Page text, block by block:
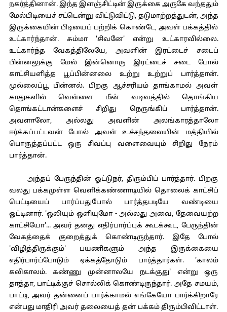
நகர்த்தினான். இந்த இளஞ்சிட்டின் இருக்கை அருகே வந்ததும்
மேல்பிடியைச் சட்டென்று விட்டுவிட்டு, தடுமாற்றத்துடன், அந்த
இருக்கையின் பிடியைப் பற்றிக் கொண்டே, அவள் பக்கத்தில்
உட்கார்ந்தான். சும்மா 'சிவனே' என்று உட்காரவில்லை.
உட்கார்ந்த வேகத்திலேயே, அவளின் இரட்டைச் சடைப்
பின்னலுக்கு மேல் இன்னொரு இரட்டைச் சடை போல்
காட்சியளித்த பூப்பின்னலை உற்று உற்றுப் பார்த்தான்.
முல்லைப்பூ பின்னல். பிறகு ஆச்சரியம் தாங்காமல் அவள்
காதுகளில் வெள்ளை மீன் வடிவத்தில் தொங்கிய
தொங்கட்டான்களைச் சிறிது நெருங்கிப் பார்த்தான்.
அவளாலோ, அல்லது அவளின் அலங்காரத்தாலோ
ஈர்க்கப்பட்டவன் போல் அவள் உச்சந்தலையின் மத்தியில்
பொருத்தப்பட்ட ஒரு சிவப்பு வளைவையும் சிறிது நேரம்
பார்த்தான்.
அந்தப் பேருந்தின் ஓட்டுநர், திரும்பிப் பார்த்தார். பிறகு
வலது பக்கமுள்ள வெளிக்கண்ணாடியில் தொலைக் காட்சிப்
பெட்டியைப் பார்ப்பதுபோல் பார்த்தபடியே வண்டியை
ஓட்டினார். 'ஒலியும் ஒளியுமோ - அல்லது அவை, தேவையற்ற
காட்சியோ'... அவர் தனது எதிர்பார்ப்புக் கூடக்கூட, பேருந்தின்
வேகத்தைக் குறைத்துக் கொண்டிருந்தார். இதே போல்
'விழித்திருக்கும்' பயணிகளும் அந்த இருக்கையை
எதிர்பார்ப்போடும் ஏக்கத்தோடும் பார்த்தார்கள். 'காலம்
கலிகாலம். கண்ணு முன்னாலயே நடக்குது' என்று ஒரு
தாத்தா, பாட்டிக்குச் சொல்லிக் கொண்டிருந்தார். அதே சமயம்,
பாட்டி, அவர் தன்னைப் பார்க்காமல் எங்கேயோ பார்க்கிறாரே
என்பது மாதிரி அவர் தலையைத் தன் பக்கம் திரும்பிவிட்டாள்.